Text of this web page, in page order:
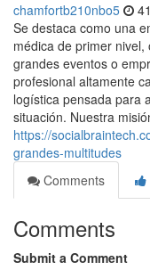
chamfortb210nbo5
Se destaca como una
médica de primer
grandes eventos o
profesional altamente
logística pensada para
situación. Nuestra
https://
grandes-multitudes
Comments
Comments
Submit a Comment